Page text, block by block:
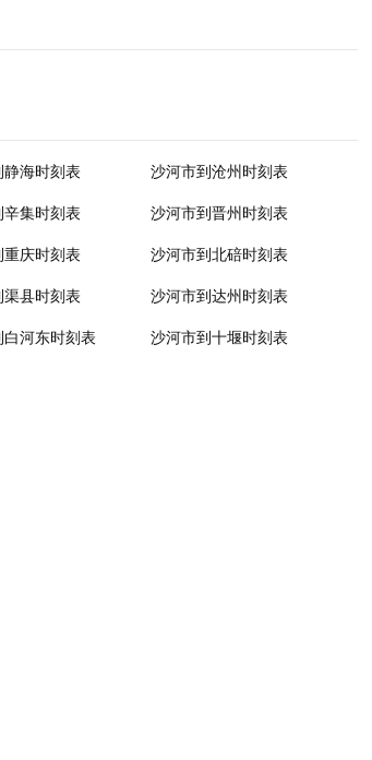
海时刻表 沙河市到沧州时刻表
集时刻表 沙河市到晋州时刻表
庆时刻表 沙河市到北碚时刻表
县时刻表 沙河市到达州时刻表
白河东时刻表 沙河市到十堰时刻表